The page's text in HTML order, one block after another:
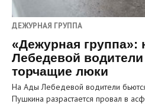
ДЕЖУРНАЯ ГРУППА
«Дежурная группа»:
Лебедевой
торчащие люки
На Ады Лебедевой водители
Пушкина разрастается провал в